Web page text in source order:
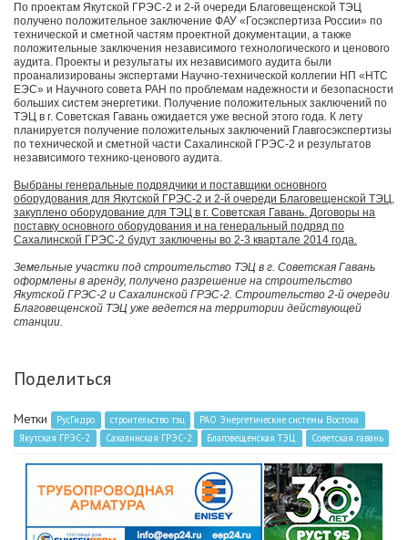
По проектам Якутской ГРЭС-2 и 2-й очереди Благовещенской ТЭЦ
получено положительное заключение ФАУ «Госэкспертиза России» по
технической и сметной частям проектной документации, а также
положительные заключения независимого технологического и ценового
аудита. Проекты и результаты их независимого аудита были
проанализированы экспертами Научно-технической коллегии НП «НТС
ЕЭС» и Научного совета РАН по проблемам надежности и безопасности
больших систем энергетики. Получение положительных заключений по
ТЭЦ в г. Советская Гавань ожидается уже весной этого года. К лету
планируется получение положительных заключений Главгосэкспертизы
по технической и сметной части Сахалинской ГРЭС-2 и результатов
независимого технико-ценового аудита.
Выбраны генеральные подрядчики и поставщики основного
оборудования для Якутской ГРЭС-2 и 2-й очереди Благовещенской ТЭЦ,
закуплено оборудование для ТЭЦ в г. Советская Гавань. Договоры на
поставку основного оборудования и на генеральный подряд по
Сахалинской ГРЭС-2 будут заключены во 2-3 квартале 2014 года.
Земельные участки под строительство ТЭЦ в г. Советская Гавань
оформлены в аренду, получено разрешение на строительство
Якутской ГРЭС-2 и Сахалинской ГРЭС-2. Строительство 2-й очереди
Благовещенской ТЭЦ уже ведется на территории действующей
станции.
Поделиться
Метки РусГидро строительство тэц
РАО Энергетические системы Востока
Якутская ГРЭС-2
Сахалинская ГРЭС-2 Благовещенская ТЭЦ Советская гавань